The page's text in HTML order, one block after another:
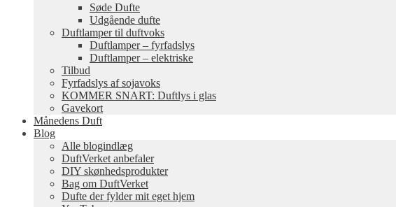
Søde Dufte
Udgående dufte
Duftlamper til duftvoks
Duftlamper – fyrfadslys
Duftlamper – elektriske
Tilbud
Fyrfadslys af sojavoks
KOMMER SNART: Duftlys i glas
Gavekort
Månedens Duft
Blog
Alle blogindlæg
DuftVerket anbefaler
DIY skønhedsprodukter
Bag om DuftVerket
Dufte der fylder mit eget hjem